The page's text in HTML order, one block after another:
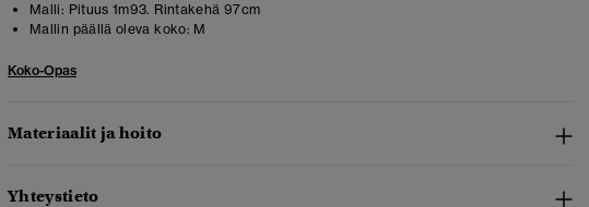
Malli: Pituus 1m93. Rintakehä 97cm
Mallin päällä oleva koko: M
Koko-Opas
Materiaalit ja hoito
Yhteystieto